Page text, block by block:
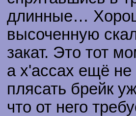
длинные…
высоченную
закат. Это тот
а х'ассах ещё не
плясать брейк
что от него